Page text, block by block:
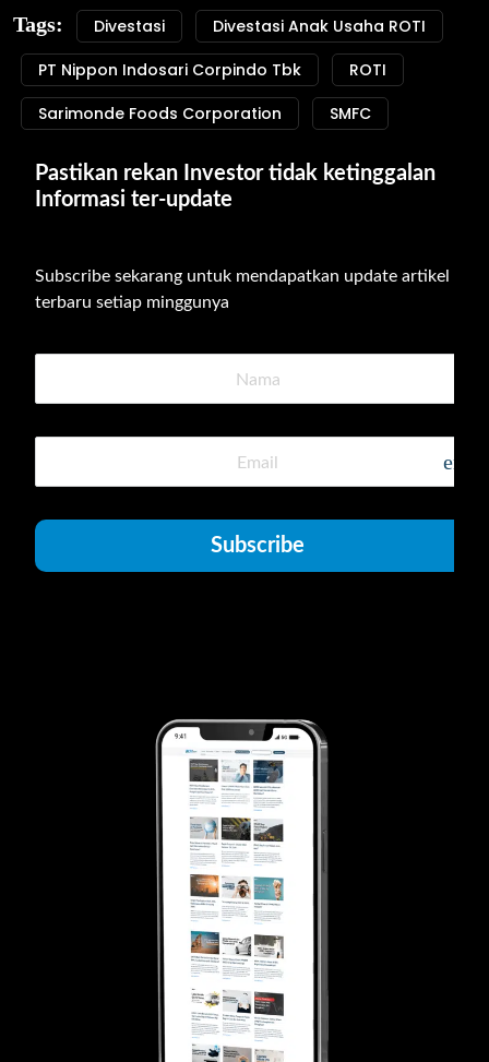
Tags: Divestasi
Divestasi Anak Usaha ROTI
PT Nippon Indosari Corpindo Tbk
ROTI
Sarimonde Foods Corporation
SMFC
Pastikan rekan Investor tidak ketinggalan
Informasi ter-update
Subscribe sekarang untuk mendapatkan update artikel
terbaru setiap minggunya
Subscribe